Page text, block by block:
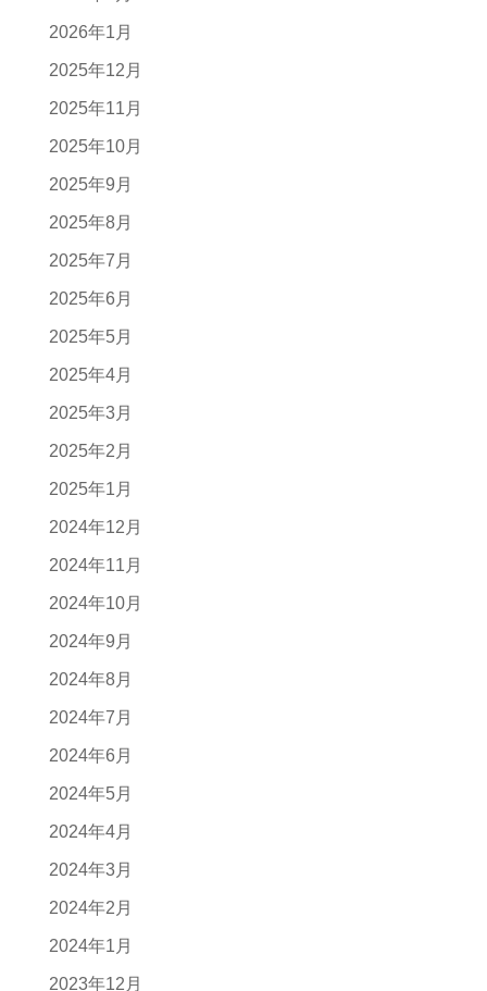
2026年1月
2025年12月
2025年11月
2025年10月
2025年9月
2025年8月
2025年7月
2025年6月
2025年5月
2025年4月
2025年3月
2025年2月
2025年1月
2024年12月
2024年11月
2024年10月
2024年9月
2024年8月
2024年7月
2024年6月
2024年5月
2024年4月
2024年3月
2024年2月
2024年1月
2023年12月